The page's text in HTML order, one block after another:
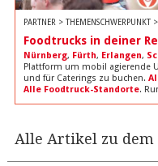
PARTNER > THEMENSCHWERPUNKT >
Foodtrucks in deiner
Nürnberg, Fürth, Erlangen,
Plattform um mobil agierende
und für Caterings zu buchen.
Alle Foodtruck-Standorte.
Alle Artikel zu dem